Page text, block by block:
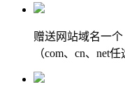
赠送网站域名一个
（com、cn、net任